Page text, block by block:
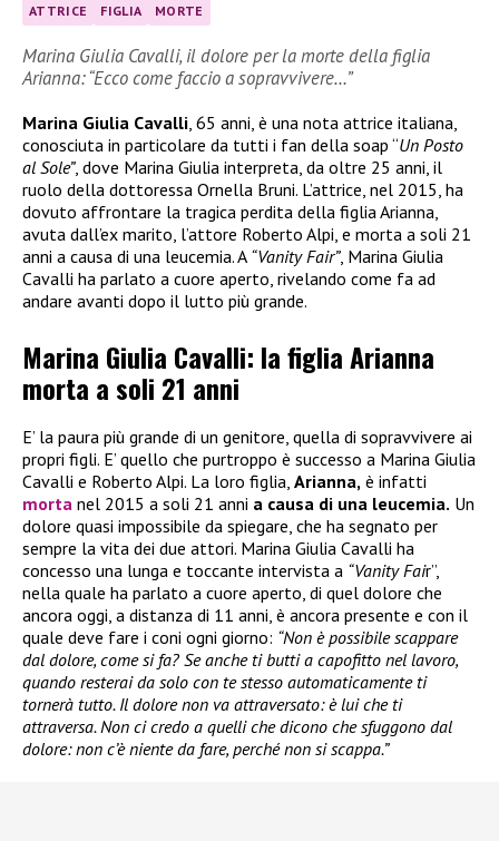
ATTRICE FIGLIA MORTE
Marina Giulia Cavalli, il dolore per la morte della figlia
Arianna: “Ecco come faccio a sopravvivere…”
Marina Giulia Cavalli , 65 anni, è una nota attrice italiana,
conosciuta in particolare da tutti i fan della soap “Un Posto
al Sole”, dove Marina Giulia interpreta, da oltre 25 anni, il
ruolo della dottoressa Ornella Bruni. L’attrice, nel 2015, ha
dovuto affrontare la tragica perdita della figlia Arianna,
avuta dall’ex marito, l’attore Roberto Alpi, e morta a soli 21
anni a causa di una leucemia. A “Vanity Fair”, Marina Giulia
Cavalli ha parlato a cuore aperto, rivelando come fa ad
andare avanti dopo il lutto più grande.
Marina Giulia Cavalli: la figlia Arianna
morta a soli 21 anni
E’ la paura più grande di un genitore, quella di sopravvivere ai
propri figli. E’ quello che purtroppo è successo a Marina Giulia
Cavalli e Roberto Alpi. La loro figlia, Arianna, è infatti
morta nel 2015 a soli 21 anni a causa di una leucemia. Un
dolore quasi impossibile da spiegare, che ha segnato per
sempre la vita dei due attori. Marina Giulia Cavalli ha
concesso una lunga e toccante intervista a “Vanity Fair”,
nella quale ha parlato a cuore aperto, di quel dolore che
ancora oggi, a distanza di 11 anni, è ancora presente e con il
quale deve fare i coni ogni giorno: “Non è possibile scappare
dal dolore, come si fa? Se anche ti butti a capofitto nel lavoro,
quando resterai da solo con te stesso automaticamente ti
tornerà tutto. Il dolore non va attraversato: è lui che ti
attraversa. Non ci credo a quelli che dicono che sfuggono dal
dolore: non c’è niente da fare, perché non si scappa.”